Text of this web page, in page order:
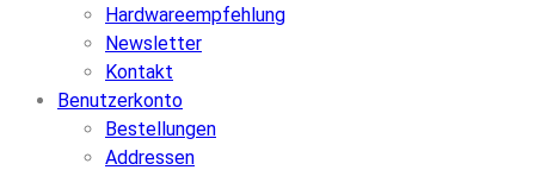
Hardwareempfehlung
Newsletter
Kontakt
Benutzerkonto
Bestellungen
Addressen